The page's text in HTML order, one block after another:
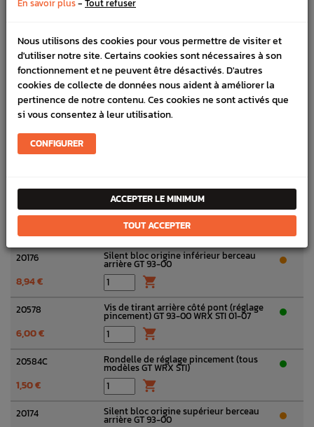
(tous modèles GT WRX STI)
20521 Capuchon liaison latérale train arrière
GT 93-00 WRX STI 01-07
9,85 € 
20584A Rondelle de tirant côté pont (tous
modèles GT WRX STI)
20250A
20250B Tirant arrière gauche barre stabilisatrice
GT 93-00

20176 Silent bloc origine inférieur berceau
arrière GT 93-00
8,94 € 
20578 Vis de tirant arrière côté pont (réglage
pincement) GT 93-00 WRX STI 01-07
6,00 € 
20584C Rondelle de réglage pincement (tous
modèles GT WRX STI)
1,50 € 
20174 Silent bloc origine supérieur berceau
arrière GT 93-00
En savoir plus Tout refuser
Nous utilisons des cookies pour vous permettre de visiter et
d'utiliser notre site. Certains cookies sont nécessaires à son
fonctionnement et ne peuvent être désactivés. D'autres
cookies de collecte de données nous aident à améliorer la
pertinence de notre contenu. Ces cookies ne sont activés que
si vous consentez à leur utilisation.
CONFIGURER
ACCEPTER LE MINIMUM
TOUT ACCEPTER